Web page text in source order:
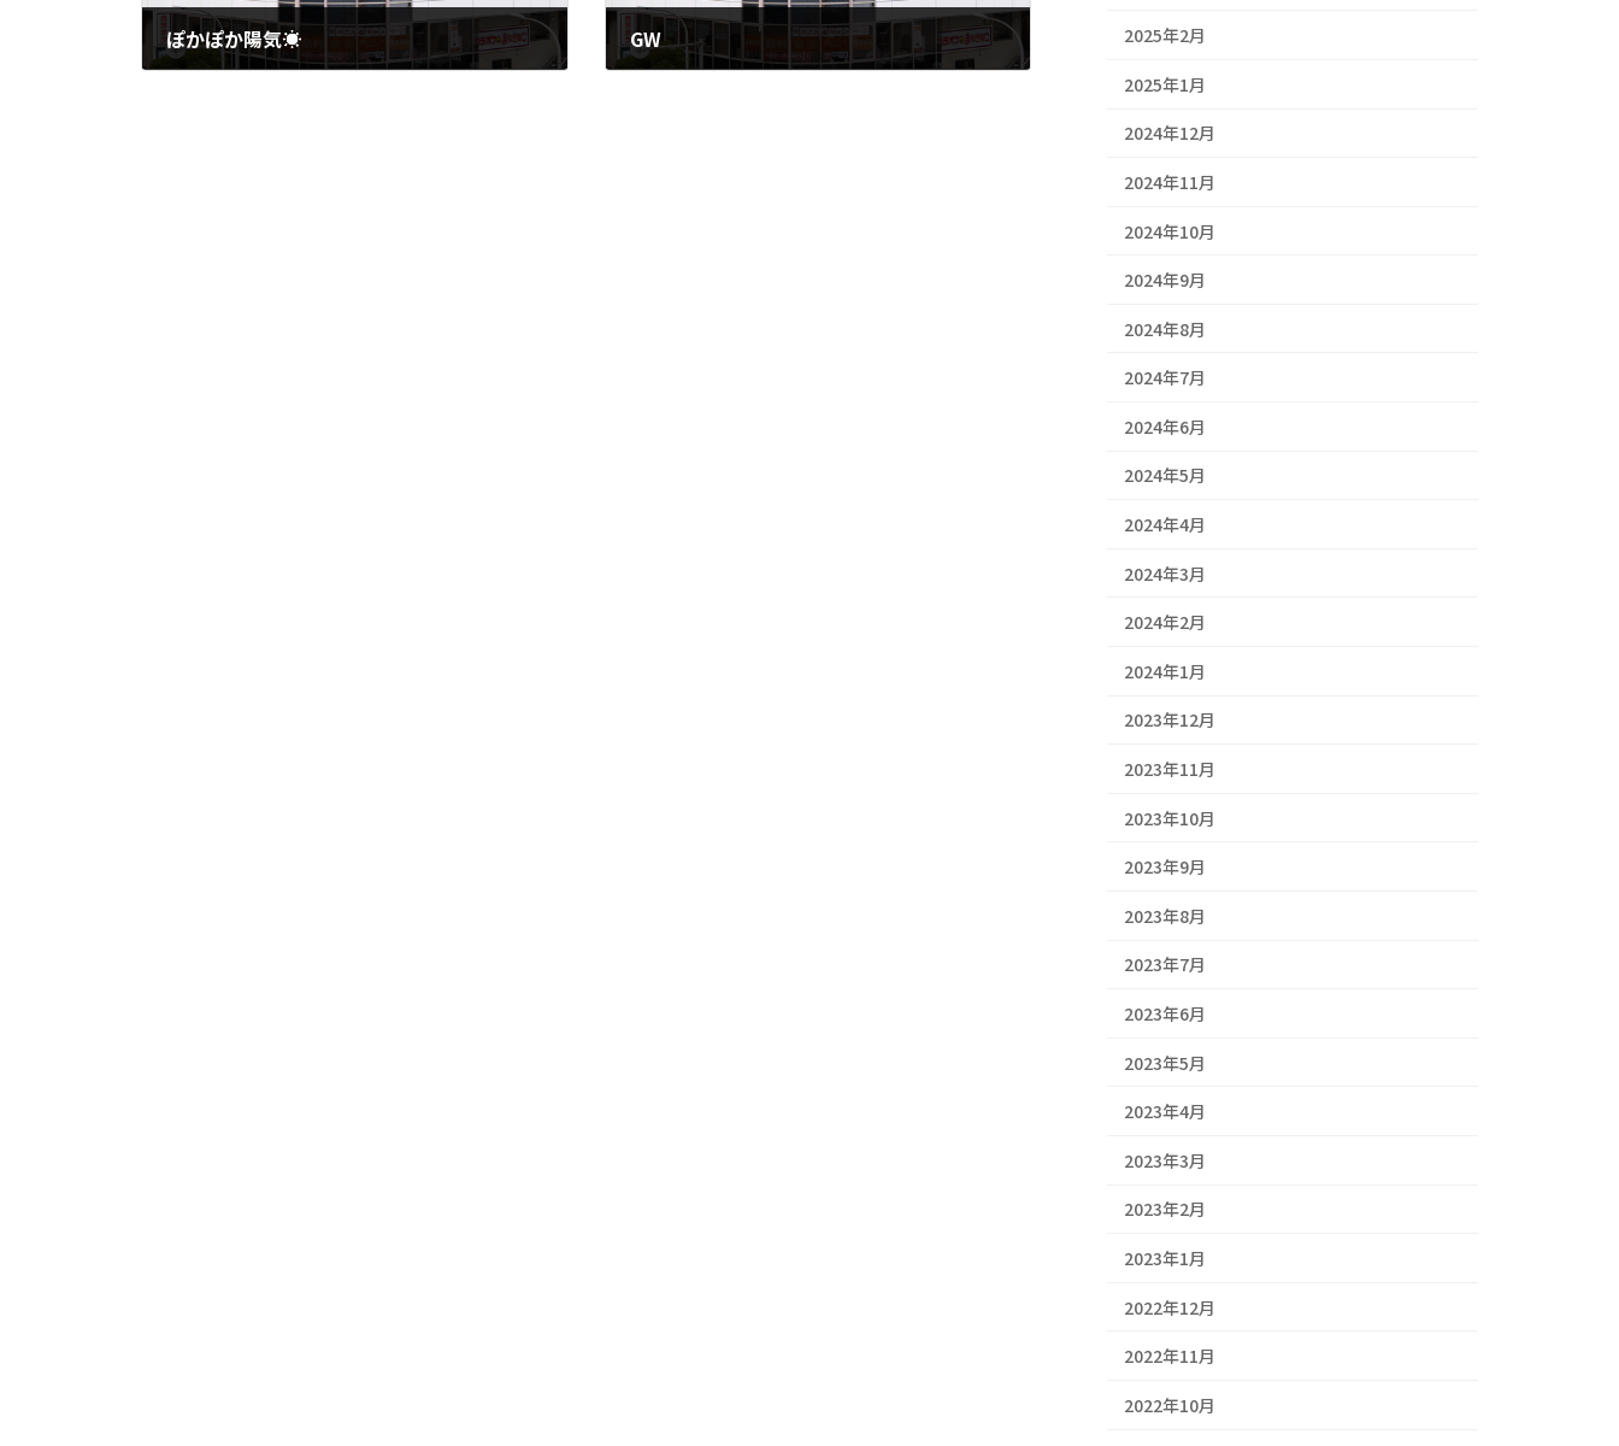
ぽかぽか陽気☀ GW 2025年2月
2025年1月
2024年12月
2024年11月
2024年10月
2024年9月
2024年8月
2024年7月
2024年6月
2024年5月
2024年4月
2024年3月
2024年2月
2024年1月
2023年12月
2023年11月
2023年10月
2023年9月
2023年8月
2023年7月
2023年6月
2023年5月
2023年4月
2023年3月
2023年2月
2023年1月
2022年12月
2022年11月
2022年10月